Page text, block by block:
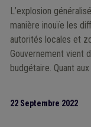
L’explosion
manière inouïe les
autorités locales et
Gouvernement vient
budgétaire. Quant
sécurité au niveau
22 Septembre 2022